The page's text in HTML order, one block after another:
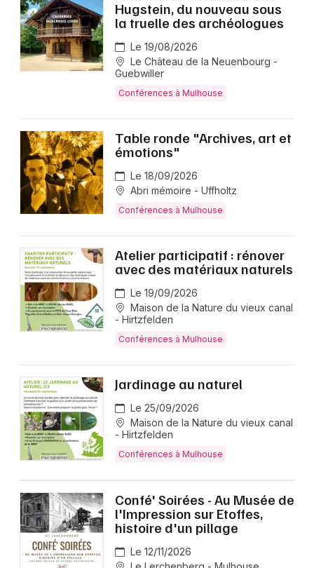
Hugstein, du nouveau sous
la truelle des archéologues
Le 19/08/2026
Le Château de la Neuenbourg -
Guebwiller
Conférences à Mulhouse
Table ronde "Archives, art et
émotions"
Le 18/09/2026
Abri mémoire - Uffholtz
Conférences à Mulhouse
Atelier participatif : rénover
avec des matériaux naturels
Le 19/09/2026
Maison de la Nature du vieux canal
- Hirtzfelden
Conférences à Mulhouse
Jardinage au naturel
Le 25/09/2026
Maison de la Nature du vieux canal
- Hirtzfelden
Conférences à Mulhouse
Confé' Soirées - Au Musée de
l'Impression sur Etoffes,
histoire d'un pillage
Le 12/11/2026